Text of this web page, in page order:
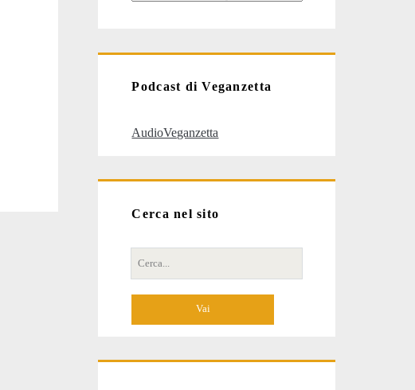
Podcast di Veganzetta
AudioVeganzetta
Cerca nel sito
Cerca
per: